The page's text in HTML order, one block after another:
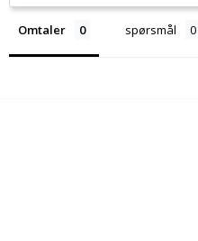
Omtaler spørsmål